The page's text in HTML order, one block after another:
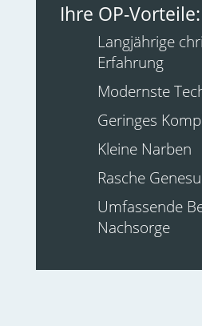
Ihre OP-Vorteile:
Langjährige
Erfahrung
Modernste
Geringes
Kleine Narben
Rasche
Umfassende
Nachsorge